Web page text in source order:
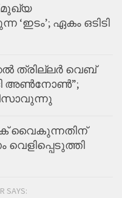
മുഖ്യ
‘ഇടം’; ഏകം ഒടിടി
ത്രില്ലർ വെബ്
ദി അൺനോൺ”;
വൈകുന്നതിന്
വെളിപ്പെടുത്തി
SAYS: